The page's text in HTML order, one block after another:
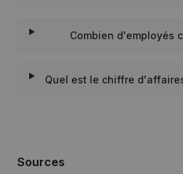
Combien d'employés
Quel est le chiffre
Sources